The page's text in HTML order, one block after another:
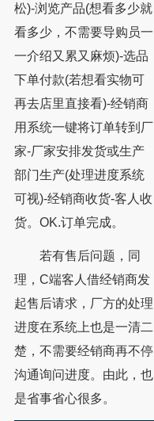
松)-浏览产品(想看多少就
看多少，不需要导购员一
一介绍又累又麻烦)-选品
下单付款(若想看实物可
再去店里直接看)-经销商
用系统一键将订单转到厂
家-厂家安排发货或生产
部门生产(处理进度系统
可视)-经销商收货-客人收
货。OK.订单完成。
若有售后问题，同
理，C端客人借经销商发
起售后请求，厂方的处理
进度在系统上也是一清二
楚，不需要经销商再不停
沟通询问进度。由此，也
是省事省心很多。